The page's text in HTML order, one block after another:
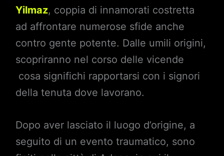
Yilmaz, coppia di innamorati costretta
ad affrontare numerose sfide anche
contro gente potente. Dalle umili origini,
scopriranno nel corso delle vicende
cosa significhi rapportarsi con i signori
della tenuta dove lavorano.
Dopo aver lasciato il luogo d’origine, a
seguito di un evento traumatico, sono